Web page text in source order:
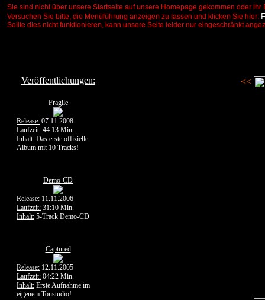
Sie sind nicht über unsere Startseite auf unsere Homepage gekommen oder
Versuchen Sie bitte, die Menüführung anzeigen zu lassen und klicken Sie hier:
Sollte dies nicht funktionieren, kann unsere Seite leider nur eingeschränkt
Veröffentlichungen:
Fragile
Release: 07.11.2008
Laufzeit: 44:13 Min.
Inhalt: Das erste offizielle
Album mit 10 Tracks!
Demo-CD
Release: 11.11.2006
Laufzeit: 31:10 Min.
Inhalt: 5-Track Demo-CD
Captured
Release: 12.11.2005
Laufzeit: 04:22 Min.
Inhalt: Erste Aufnahme im
eigenem Tonstudio!
<<